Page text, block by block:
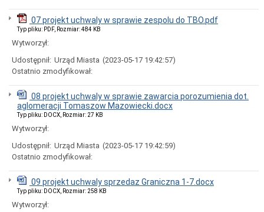
Młodzieżowa
Rada
Miasta
Rada
Miejska
2010-
Rada
Miejska
2006-
2010
Urząd
Miasta
Nadawanie
PESEL
obywatelom
UKRAINY
07 projekt uchwaly w sprawie zespolu do TBO.pdf
Typ pliku: PDF, Rozmiar: 484 KB
Wytworzył:
Udostępnił: Urząd Miasta (2023-05-17 19:42:57)
Ostatnio zmodyfikował:
08 projekt uchwaly w sprawie zawarcia porozumienia dot.
aglomeracji Tomaszow Mazowiecki.docx
Typ pliku: DOCX, Rozmiar: 27 KB
Wytworzył:
Udostępnił: Urząd Miasta (2023-05-17 19:42:59)
Ostatnio zmodyfikował:
09 projekt uchwaly sprzedaz Graniczna 1-7.docx
Typ pliku: DOCX, Rozmiar: 258 KB
Wytworzył: